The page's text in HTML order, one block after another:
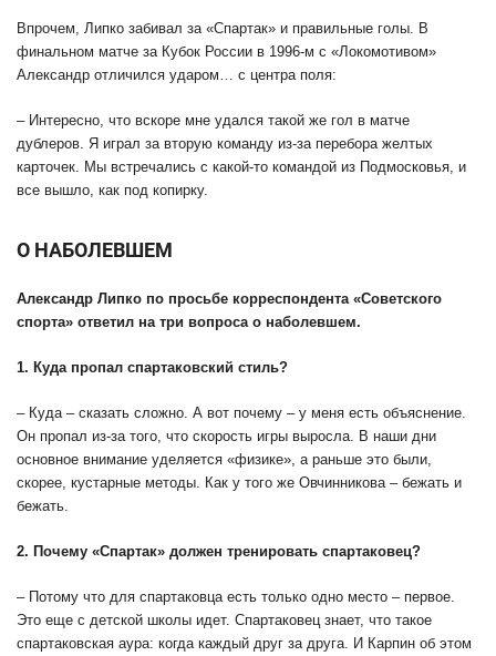
Впрочем, Липко забивал за «Спартак» и правильные голы. В
финальном матче за Кубок России в 1996-м с «Локомотивом»
Александр отличился ударом… с центра поля:
– Интересно, что вскоре мне удался такой же гол в матче
дублеров. Я играл за вторую команду из-за перебора желтых
карточек. Мы встречались с какой-то командой из Подмосковья, и
все вышло, как под копирку.
О НАБОЛЕВШЕМ
Александр Липко по просьбе корреспондента «Советского
спорта» ответил на три вопроса о наболевшем.
1. Куда пропал спартаковский стиль?
– Куда – сказать сложно. А вот почему – у меня есть объяснение.
Он пропал из-за того, что скорость игры выросла. В наши дни
основное внимание уделяется «физике», а раньше это были,
скорее, кустарные методы. Как у того же Овчинникова – бежать и
бежать.
2. Почему «Спартак» должен тренировать спартаковец?
– Потому что для спартаковца есть только одно место – первое.
Это еще с детской школы идет. Спартаковец знает, что такое
спартаковская аура: когда каждый друг за друга. И Карпин об этом